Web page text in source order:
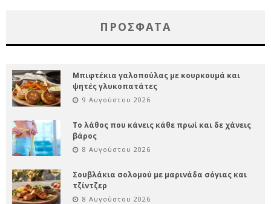
ΠΡΌΣΦΑΤΑ
Μπιφτέκια γαλοπούλας με κουρκουμά και
ψητές γλυκοπατάτες
9 Αυγούστου 2026
Το λάθος που κάνεις κάθε πρωί και δε χάνεις
βάρος
8 Αυγούστου 2026
Σουβλάκια σολομού με μαρινάδα σόγιας και
τζίντζερ
8 Αυγούστου 2026